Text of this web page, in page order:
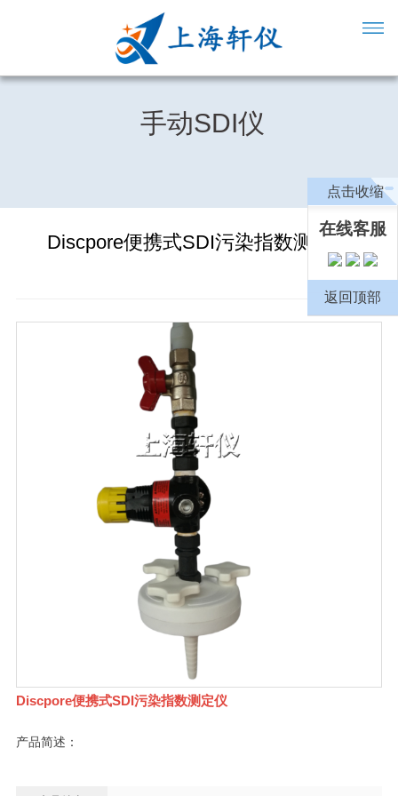
手动SDI仪
Discpore便携式SDI污染指数测定仪
Discpore便携式SDI污染指数测定仪
产品简述：
点击收缩
在线客服
返回顶部